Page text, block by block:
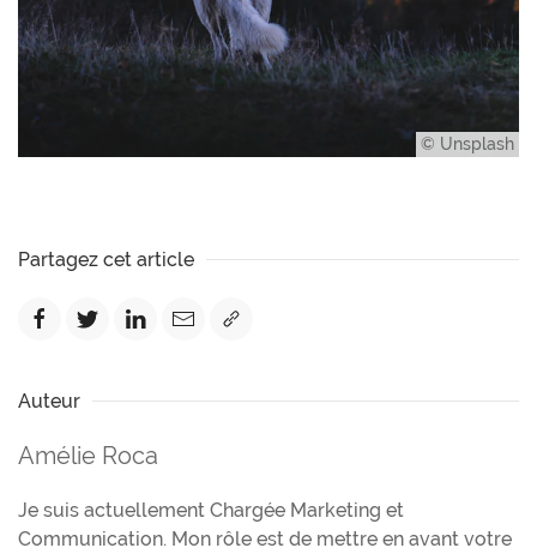
© Unsplash
Partagez cet article
Auteur
Amélie Roca
Je suis actuellement Chargée Marketing et
Communication. Mon rôle est de mettre en avant votre